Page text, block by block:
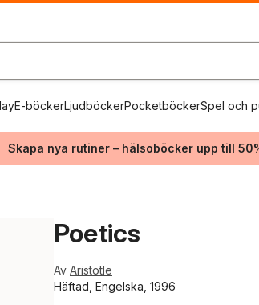
E-böckerLjudböckerPocketböckerSpel och
Skapa nya rutiner – hälsoböcker upp till
Poetics
Av Aristotle
Häftad, Engelska, 1996